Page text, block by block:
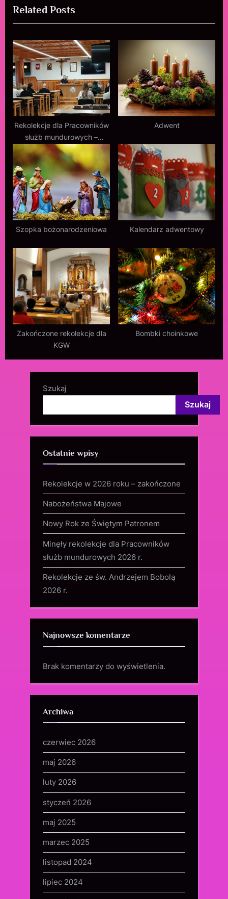
Related Posts
Rekolekcje dla Pracowników
służb mundurowych –
zakończone
Adwent
Szopka bożonarodzeniowa Kalendarz adwentowy
Zakończone rekolekcje dla
KGW
Bombki choinkowe
Szukaj
Szukaj
Ostatnie wpisy
Rekolekcje w 2026 roku – zakończone
Nabożeństwa Majowe
Nowy Rok ze Świętym Patronem
Minęły rekolekcje dla Pracowników
służb mundurowych 2026 r.
Rekolekcje ze św. Andrzejem Bobolą
2026 r.
Najnowsze komentarze
Brak komentarzy do wyświetlenia.
Archiwa
czerwiec 2026
maj 2026
luty 2026
styczeń 2026
maj 2025
marzec 2025
listopad 2024
lipiec 2024